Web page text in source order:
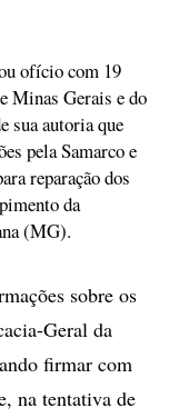
ofício com 19
Minas Gerais e do
sua autoria que
pela Samarco e
reparação dos
da
(MG).
sobre os
Geral da
firmar com
na tentativa de